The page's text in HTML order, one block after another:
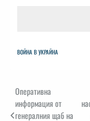
ВОЙНА В УКРАЙНА
Навигация
Оперативна
информация от
генералния щаб на